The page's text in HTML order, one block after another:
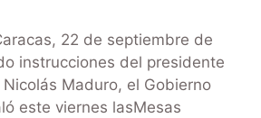
22 de septiembre de
instrucciones del presidente
Maduro, el Gobierno
este viernes lasMesas